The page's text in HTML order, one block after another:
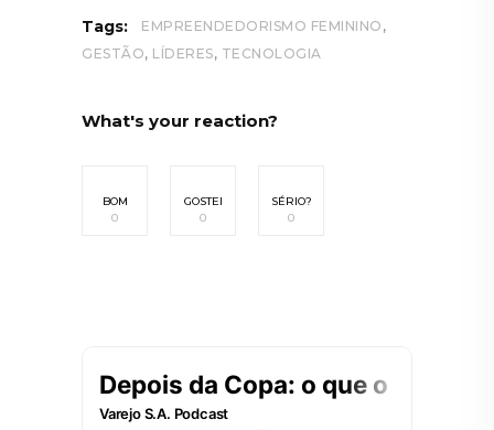
Tags: EMPREENDEDORISMO FEMININO ,
GESTÃO, LÍDERES, TECNOLOGIA
What's your reaction?
BOM
0
GOSTEI
0
SÉRIO?
0